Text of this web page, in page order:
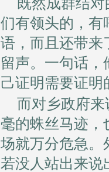
既然成群结
们有领头的，有
语，而且还带来
留声。一句话
己证明需要证明
而对乡政府
毫的蛛丝马迹，
场就万分危急。
若没人站出来说